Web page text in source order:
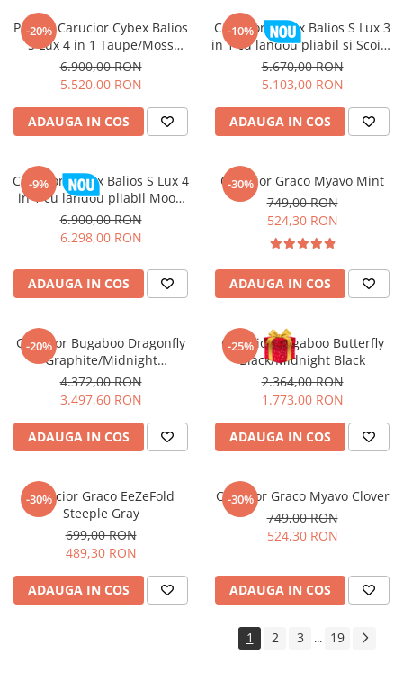
-20%
Pachet Carucior Cybex Balios
S Lux 4 in 1 Taupe/Moss
Green
6.900,00 RON
5.520,00 RON
ADAUGA IN COS
-10%
Carucior Cybex Balios S Lux 3
in 1 cu landou pliabil si Scoica
Auto Cloud G3 Plus Chocolate
Brown 2026
5.670,00 RON
5.103,00 RON
ADAUGA IN COS
-9%
Carucior Cybex Balios S Lux 4
in 1 cu landou pliabil Moon
Black 2026
6.900,00 RON
6.298,00 RON
ADAUGA IN COS
-30%
Carucior Graco Myavo Mint
749,00 RON
524,30 RON
ADAUGA IN COS
-20%
Carucior Bugaboo Dragonfly
Graphite/Midnight
Black/Skyline Blue
4.372,00 RON
3.497,60 RON
ADAUGA IN COS
-25%
Carucior Bugaboo Butterfly
Black/Midnight Black
2.364,00 RON
1.773,00 RON
ADAUGA IN COS
-30%
Carucior Graco EeZeFold
Steeple Gray
699,00 RON
489,30 RON
ADAUGA IN COS
-30%
Carucior Graco Myavo Clover
749,00 RON
524,30 RON
ADAUGA IN COS
1 2 3 ... 19